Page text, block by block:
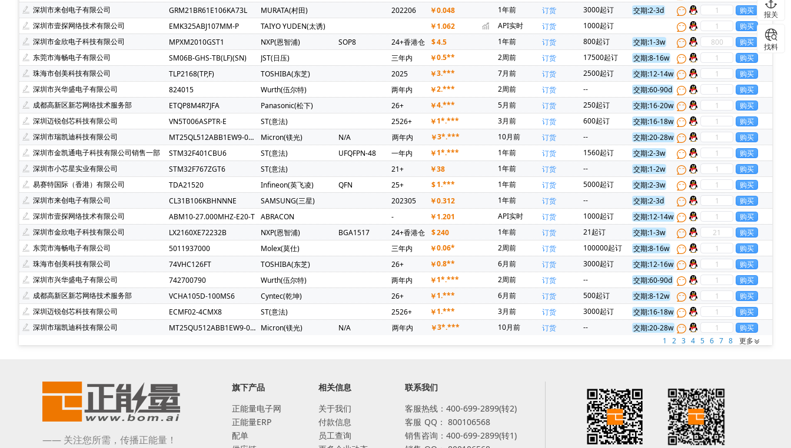
Anlogic(安路科技)(1)
HEXIN(禾芯微)(1) Chipanalog(川土微)(1) BRIGHTEK(弘凯光电)(1) Magn Tek(麦歌恩)(1)
TMI(拓尔微)(1)
SHOU HAN(首韩)(1)
RYCHiP(蕊源)(1) Unilc(紫光国芯)(1) HT(金誉)(1) BUSSMANN(巴斯曼)(1)
深圳市来创电子有限公司
GRM21BR61E106KA73L MURATA(村田) 202206 ￥0.048 1年前 订货 3000起订
交期:2-3d
深圳市壹探网络技术有限公司
EMK325ABJ107MM-P TAIYO YUDEN(太诱) ￥1.062 API实时 订货
1000起订
深圳市金欣电子科技有限公司
MPXM2010GST1 NXP(恩智浦) SOP8 24+香港仓 $4.5 1年前 订货 800起订
交期:1-3w
东莞市海畅电子有限公司
SM06B-GHS-TB(LF)(SN) JST(日压) 三年内 ￥0.5** 2周前 订货 17500起订
交期:8-16w
珠海市创美科技有限公司
TLP2168(TP,F) TOSHIBA(东芝) 2025 ￥3.*** 7月前 订货 2500起订
交期:12-14w
深圳市兴华盛电子有限公司
824015 Wurth(伍尔特) 两年内 ￥2.*** 2周前 订货 --
交期:60-90d
成都高新区新芯网络技术服务部
ETQP8M4R7JFA Panasonic(松下) 26+ ￥4.*** 5月前 订货 250起订
交期:16-20w
深圳迈锐创芯科技有限公司
VN5T006ASPTR-E ST(意法) 2526+ ￥1*.*** 3月前 订货 600起订
交期:16-18w
深圳市瑞凯迪科技有限公司
MT25QL512ABB1EW9-0SIT Micron(镁光) N/A 两年内 ￥3*.*** 10月前 订货 --
交期:20-28w
深圳市金凯通电子科技有限公司销售一部
STM32F401CBU6 ST(意法) UFQFPN-48 一年内 ￥1*.*** 1年前 订货 1560起订
交期:2-3w
深圳市小芯星实业有限公司
STM32F767ZGT6 ST(意法) 21+ ￥38 1年前 订货 --
交期:1-2w
易赛特国际（香港）有限公司
TDA21520 Infineon(英飞凌) QFN 25+ $1.*** 1年前 订货 5000起订
交期:2-3w
深圳市来创电子有限公司
CL31B106KBHNNNE SAMSUNG(三星) 202305 ￥0.312 1年前 订货 --
交期:2-3d
深圳市壹探网络技术有限公司
ABM10-27.000MHZ-E20-T ABRACON - ￥1.201 API实时 订货 1000起订
交期:12-14w
深圳市金欣电子科技有限公司
LX2160XE72232B NXP(恩智浦) BGA1517 24+香港仓 $240 1年前 订货 21起订
交期:1-3w
东莞市海畅电子有限公司
5011937000 Molex(莫仕) 三年内 ￥0.06* 2周前 订货 100000起订
交期:8-16w
珠海市创美科技有限公司
74VHC126FT TOSHIBA(东芝) 26+ ￥0.8** 6月前 订货 3000起订
交期:12-16w
深圳市兴华盛电子有限公司
742700790 Wurth(伍尔特) 两年内 ￥1*.*** 2周前 订货 --
交期:60-90d
成都高新区新芯网络技术服务部
VCHA105D-100MS6 Cyntec(乾坤) 26+ ￥1.*** 6月前 订货 500起订
交期:8-12w
深圳迈锐创芯科技有限公司
ECMF02-4CMX8 ST(意法) 2526+ ￥1.*** 3月前 订货 3000起订
交期:16-18w
深圳市瑞凯迪科技有限公司
MT25QU512ABB1EW9-0SIT Micron(镁光) N/A 两年内 ￥3*.*** 10月前 订货 --
交期:20-28w
1
2 3 4 5 6 7 8 更多
—— 关注您所需，传播正能量！
旗下产品
正能量电子网
正能量ERP
配单
相关信息
关于我们
付款信息
员工查询
联系我们
客服热线：400-699-2899(转2)
客服 QQ： 800106568
销售咨询：400-699-2899(转1)
报关
找料